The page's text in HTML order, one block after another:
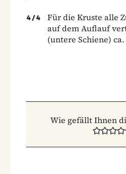
4 /4
Für die Kruste alle
auf dem Auflauf
(untere Schiene)
Wie gefällt Ihnen